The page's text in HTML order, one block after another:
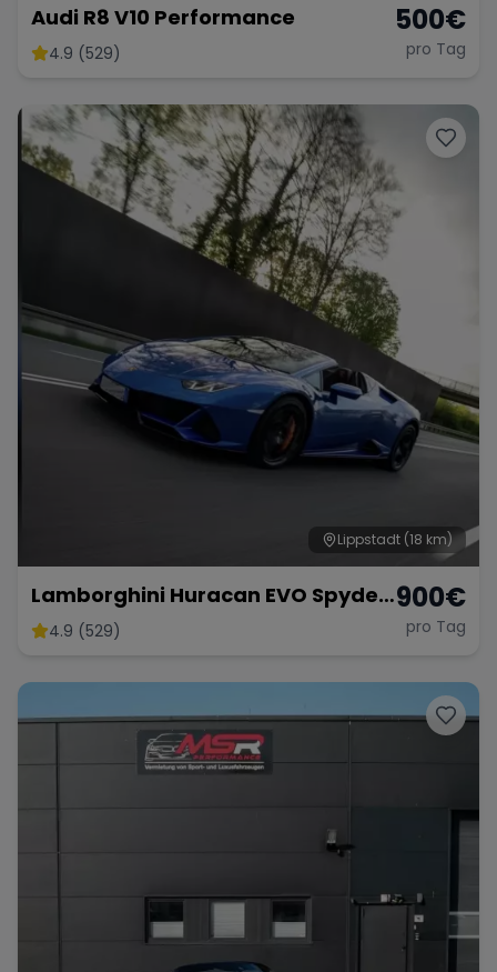
Audi R8 V10 Performance
4.9 (529)
500€
pro Tag
Lippstadt (18 km)
Lamborghini Huracan EVO Spyder
non OPF
4.9 (529)
900€
pro Tag